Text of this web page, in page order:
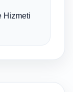
Hizmeti